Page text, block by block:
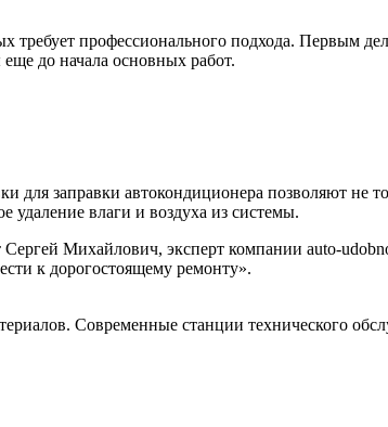
требует профессионального подхода. Первым
до начала основных работ.
заправки автокондиционера позволяют не
удаление влаги и воздуха из системы.
Михайлович, эксперт компании auto-
к дорогостоящему ремонту».
Современные станции технического